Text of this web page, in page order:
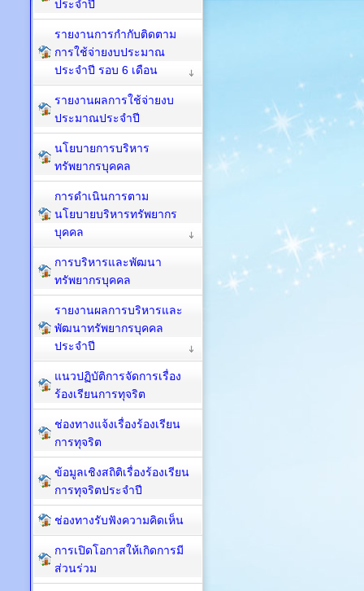
ประจำปี
รายงานการกำกับติดตาม
การใช้จ่ายงบประมาณ
ประจำปี รอบ 6 เดือน
รายงานผลการใช้จ่ายงบ
ประมาณประจำปี
นโยบายการบริหาร
ทรัพยากรบุคคล
การดำเนินการตาม
นโยบายบริหารทรัพยากร
บุคคล
การบริหารและพัฒนา
ทรัพยากรบุคคล
รายงานผลการบริหารและ
พัฒนาทรัพยากรบุคคล
ประจำปี
แนวปฏิบัติการจัดการเรื่อง
ร้องเรียนการทุจริต
ช่องทางแจ้งเรื่องร้องเรียน
การทุจริต
ข้อมูลเชิงสถิติเรื่องร้องเรียน
การทุจริตประจำปี
ช่องทางรับฟังความคิดเห็น
การเปิดโอกาสให้เกิดการมี
ส่วนร่วม